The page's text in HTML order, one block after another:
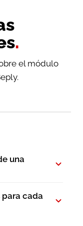
.
el módulo
una
para cada